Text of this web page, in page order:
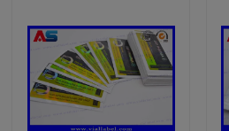
プロダクト
私達について